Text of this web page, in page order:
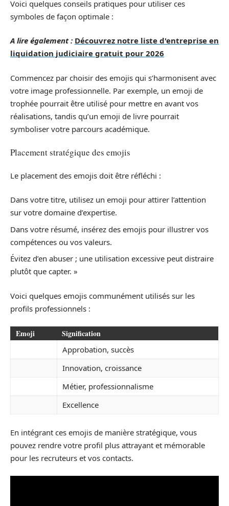
Voici quelques conseils pratiques pour utiliser ces
symboles de façon optimale :
A lire également : Découvrez notre liste d'entreprise en
liquidation judiciaire gratuit pour 2026
Commencez par choisir des emojis qui s’harmonisent avec
votre image professionnelle. Par exemple, un emoji de
trophée pourrait être utilisé pour mettre en avant vos
réalisations, tandis qu’un emoji de livre pourrait
symboliser votre parcours académique.
Placement stratégique des emojis
Le placement des emojis doit être réfléchi :
Dans votre titre, utilisez un emoji pour attirer l’attention
sur votre domaine d’expertise.
Dans votre résumé, insérez des emojis pour illustrer vos
compétences ou vos valeurs.
Évitez d’en abuser ; une utilisation excessive peut distraire
plutôt que capter. »
Voici quelques emojis communément utilisés sur les
profils professionnels :
Emoji Signification
Approbation, succès
Innovation, croissance
Métier, professionnalisme
Excellence
En intégrant ces emojis de manière stratégique, vous
pouvez rendre votre profil plus attrayant et mémorable
pour les recruteurs et vos contacts.